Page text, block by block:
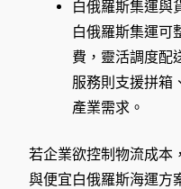
白俄羅斯集運與
白俄羅斯集運可
費，靈活調度配
服務則支援拼箱
產業需求。
若企業欲控制物流成本
與便宜白俄羅斯海運方